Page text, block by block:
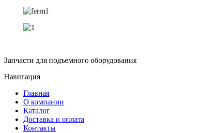
Запчасти для подъемного оборудования
Навигация
Главная
О компании
Каталог
Доставка и оплата
Контакты